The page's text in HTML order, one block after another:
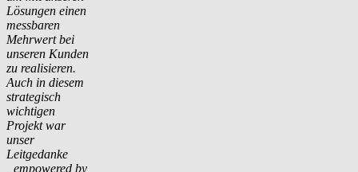
Lösungen einen
messbaren
Mehrwert bei
unseren Kunden
zu realisieren.
Auch in diesem
strategisch
wichtigen
Projekt war
unser
Leitgedanke
„empowered by